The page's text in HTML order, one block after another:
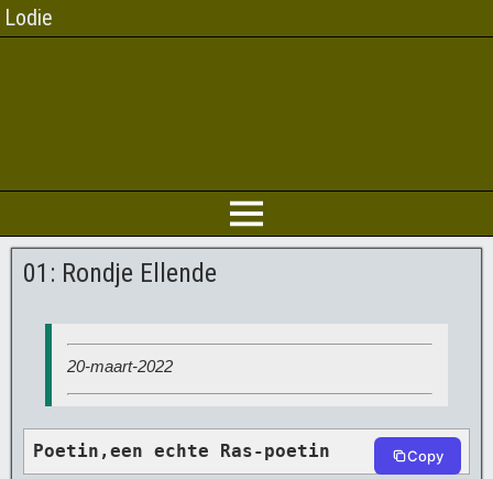
Lodie
01: Rondje Ellende
20-maart-2022
Poetin,een echte Ras-poetin Copy